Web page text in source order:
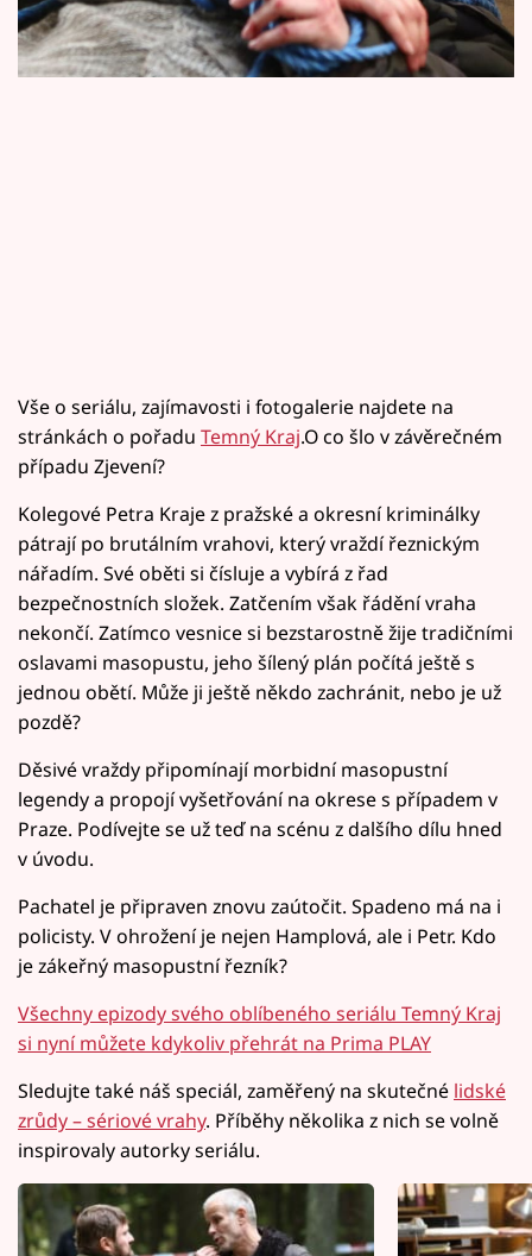
Sledujte prima+
Sledujte nás
Vše o seriálu, zajímavosti i fotogalerie najdete na
stránkách o pořadu Temný Kraj.O co šlo v závěrečném
případu Zjevení?
Kolegové Petra Kraje z pražské a okresní kriminálky
pátrají po brutálním vrahovi, který vraždí řeznickým
nářadím. Své oběti si čísluje a vybírá z řad
bezpečnostních složek. Zatčením však řádění vraha
nekončí. Zatímco vesnice si bezstarostně žije tradičními
oslavami masopustu, jeho šílený plán počítá ještě s
jednou obětí. Může ji ještě někdo zachránit, nebo je už
pozdě?
Děsivé vraždy připomínají morbidní masopustní
legendy a propojí vyšetřování na okrese s případem v
Praze. Podívejte se už teď na scénu z dalšího dílu hned
v úvodu.
Pachatel je připraven znovu zaútočit. Spadeno má na i
policisty. V ohrožení je nejen Hamplová, ale i Petr. Kdo
je zákeřný masopustní řezník?
Všechny epizody svého oblíbeného seriálu Temný Kraj
si nyní můžete kdykoliv přehrát na Prima PLAY
Sledujte také náš speciál, zaměřený na skutečné lidské
zrůdy – sériové vrahy. Příběhy několika z nich se volně
inspirovaly autorky seriálu.